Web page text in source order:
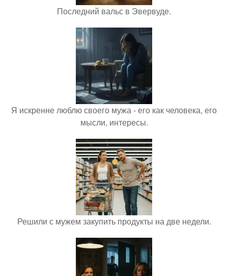
Последний вальс в Эвервуде.
Я искренне люблю своего мужа - его как человека, его
мысли, интересы.
Решили с мужем закупить продукты на две недели.